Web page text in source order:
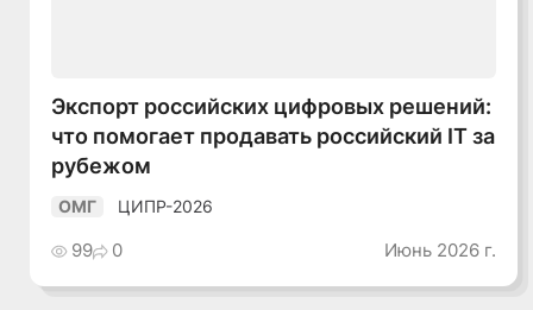
Экспорт российских цифровых решений:
что помогает продавать российский IT за
рубежом
ОМГ ЦИПР-2026
99 0 Июнь 2026 г.